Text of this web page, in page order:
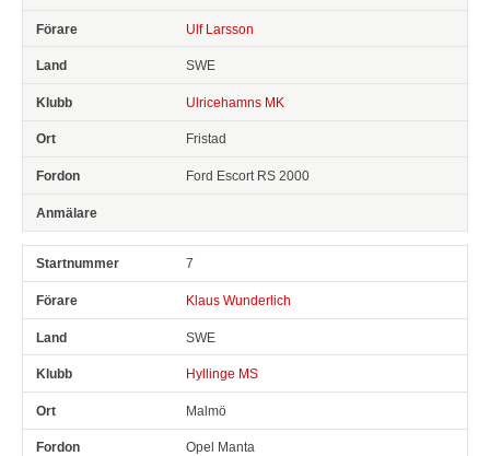
Ulf Larsson
SWE
Ulricehamns MK
Fristad
Ford Escort RS 2000
7
Klaus Wunderlich
SWE
Hyllinge MS
Malmö
Opel Manta